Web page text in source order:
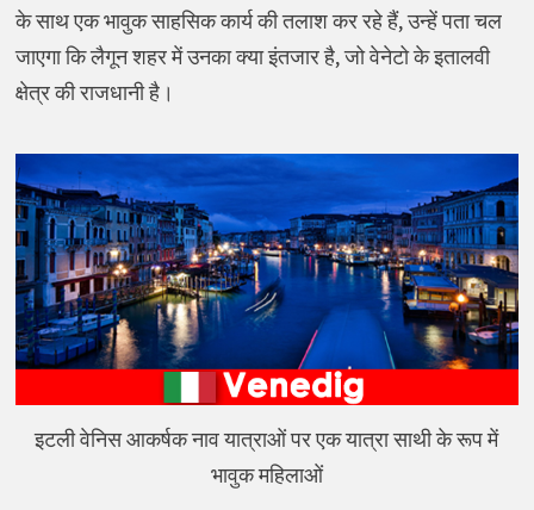
के साथ एक भावुक साहसिक कार्य की तलाश कर रहे हैं, उन्हें पता चल
जाएगा कि लैगून शहर में उनका क्या इंतजार है, जो वेनेटो के इतालवी
क्षेत्र की राजधानी है।
इटली वेनिस आकर्षक नाव यात्राओं पर एक यात्रा साथी के रूप में
भावुक महिलाओं